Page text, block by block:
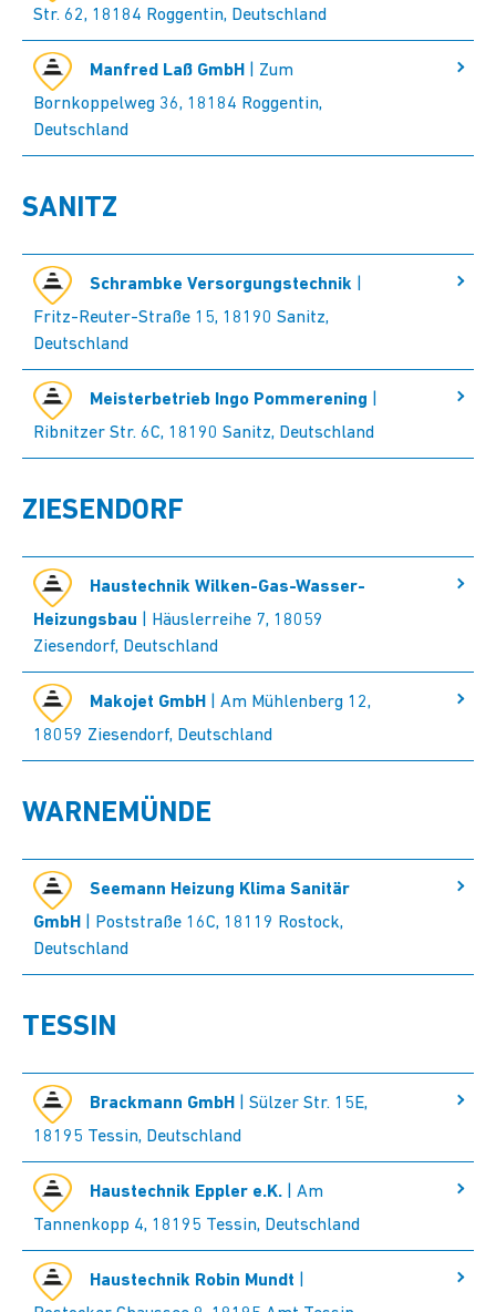
Str. 62, 18184 Roggentin, Deutschland
Manfred Laß GmbH | Zum
Bornkoppelweg 36, 18184 Roggentin,
Deutschland
SANITZ
Schrambke Versorgungstechnik
Fritz-Reuter-Straße 15, 18190 Sanitz,
Deutschland
Meisterbetrieb Ingo Pommerening
Ribnitzer Str. 6C, 18190 Sanitz, Deutschland
ZIESENDORF
Haustechnik Wilken-Gas-Wasser-
Heizungsbau | Häuslerreihe 7, 18059
Ziesendorf, Deutschland
Makojet GmbH | Am Mühlenberg 12,
18059 Ziesendorf, Deutschland
WARNEMÜNDE
Seemann Heizung Klima Sanitär
GmbH
| Poststraße 16C, 18119 Rostock,
Deutschland
TESSIN
Brackmann GmbH | Sülzer Str. 15E,
18195 Tessin, Deutschland
Haustechnik Eppler e.K. | Am
Tannenkopp 4, 18195 Tessin, Deutschland
Haustechnik Robin Mundt